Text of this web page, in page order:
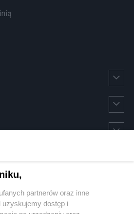
partnerów oraz inne
uzyskujemy dostęp i